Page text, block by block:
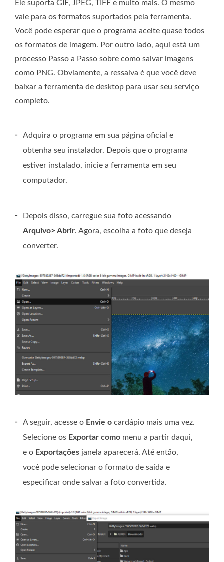
Ele suporta GIF, JPEG, TIFF e muito mais. O mesmo
vale para os formatos suportados pela ferramenta.
Você pode esperar que o programa aceite quase todos
os formatos de imagem. Por outro lado, aqui está um
processo Passo a Passo sobre como salvar imagens
como PNG. Obviamente, a ressalva é que você deve
baixar a ferramenta de desktop para usar seu serviço
completo.
-
Adquira o programa em sua página oficial e
obtenha seu instalador. Depois que o programa
estiver instalado, inicie a ferramenta em seu
computador.
-
Depois disso, carregue sua foto acessando
Arquivo> Abrir. Agora, escolha a foto que deseja
converter.
- A seguir, acesse o Envie o cardápio mais uma vez.
Selecione os Exportar como menu a partir daqui,
e o Exportações janela aparecerá. Até então,
você pode selecionar o formato de saída e
especificar onde salvar a foto convertida.